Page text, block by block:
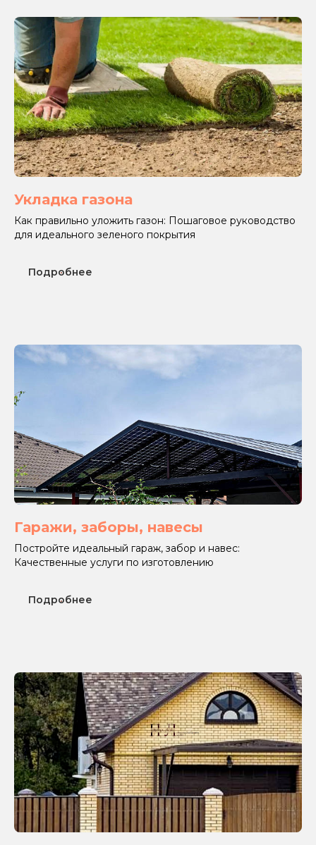
Укладка газона
Как правильно уложить газон: Пошаговое руководство
для идеального зеленого покрытия
Подробнее
Гаражи, заборы, навесы
Постройте идеальный гараж, забор и навес:
Качественные услуги по изготовлению
Подробнее